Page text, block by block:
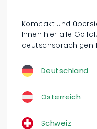
Kompakt und
Ihnen hier alle
deutschsprachigen
Deutschland
Österreich
Schweiz